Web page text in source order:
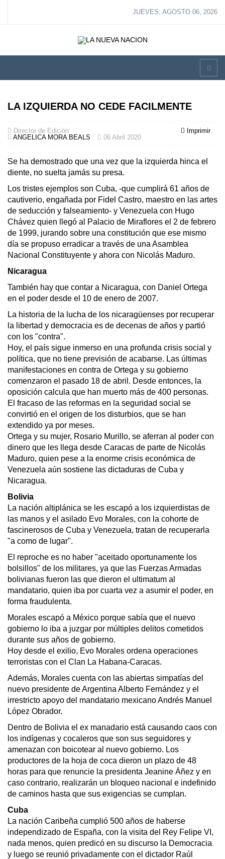
JUEVES, AGOSTO 06, 2026
LA IZQUIERDA NO CEDE FACILMENTE
Imprimir
Director de Edición
ANGELICA MORA BEALS
06 Abril 2020
Se ha demostrado que una vez que la izquierda hinca el
diente, no suelta jamás su presa.
Los tristes ejemplos son Cuba, -que cumplirá 61 años de
cautiverio, engañada por Fidel Castro, maestro en las artes
de seducción y falseamiento- y Venezuela con Hugo
Chávez quien llegó al Palacio de Miraflores el 2 de febrero
de 1999, jurando sobre una constitución que ese mismo
día se propuso erradicar a través de una Asamblea
Nacional Constituyente y ahora con Nicolás Maduro.
Nicaragua
También hay que contar a Nicaragua, con Daniel Ortega
en el poder desde el 10 de enero de 2007.
La historia de la lucha de los nicaragüenses por recuperar
la libertad y democracia es de decenas de años y partió
con los "contra".
Hoy, el país sigue inmerso en una profunda crisis social y
política, que no tiene previsión de acabarse. Las últimas
manifestaciones en contra de Ortega y su gobierno
comenzaron el pasado 18 de abril. Desde entonces, la
oposición calcula que han muerto más de 400 personas.
El fracaso de las reformas en la seguridad social se
convirtió en el origen de los disturbios, que se han
extendido ya por meses.
Ortega y su mujer, Rosario Murillo, se aferran al poder con
dinero que les llega desde Caracas de parte de Nicolás
Maduro, quien pese a la enorme crisis económica de
Venezuela aún sostiene las dictaduras de Cuba y
Nicaragua.
Bolivia
La nación altiplánica se les escapó a los izquierdistas de
las manos y el asilado Evo Morales, con la cohorte de
fascinerosos de Cuba y Venezuela, tratan de recuperarla
"a como de lugar".
El reproche es no haber "aceitado oportunamente los
bolsillos" de los militares, ya que las Fuerzas Armadas
bolivianas fueron las que dieron el ultimatum al
mandatario, quien iba por cuarta vez a asumir el poder, en
forma fraudulenta.
Morales escapó a México porque sabía que el nuevo
gobierno lo iba a juzgar por múltiples delitos cometidos
durante sus años de gobierno.
Hoy desde el exilio, Evo Morales ordena operaciones
terroristas con el Clan La Habana-Caracas.
Además, Morales cuenta con las abiertas simpatías del
nuevo presidente de Argentina Alberto Fernández y el
irrestricto apoyo del mandatario mexicano Andrés Manuel
López Obrador.
Dentro de Bolivia el ex manadario está causando caos con
los indígenas y cocaleros que son sus seguidores y
amenazan con boicotear al nuevo gobierno. Los
productores de la hoja de coca dieron un plazo de 48
horas para que renuncie la presidenta Jeanine Áñez y en
caso contrario, realizarán un bloqueo nacional e indefinido
de caminos hasta que sus exigencias se cumplan.
Cuba
La nación Caribeña cumplió 500 años de haberse
independizado de España, con la visita del Rey Felipe VI,
nada menos, quien predicó en su discurso la Democracia
y luego se reunió privadamente con el dictador Raúl